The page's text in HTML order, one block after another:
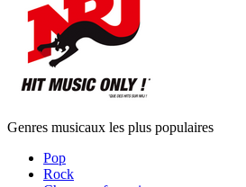
Genres musicaux les plus populaires
Pop
Rock